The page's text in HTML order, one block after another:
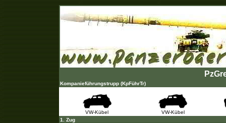
Kompanieführungstrupp (KpFührTr)
VW-Kübel
VW-Kübel
1. Zug